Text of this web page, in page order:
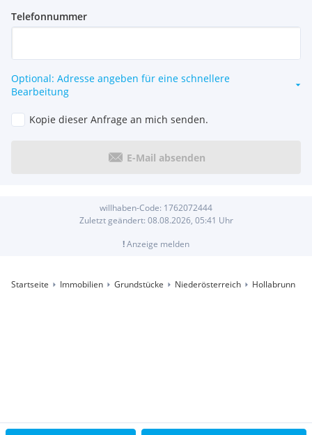
Telefonnummer
Optional: Adresse angeben für eine schnellere
Bearbeitung
Kopie dieser Anfrage an mich senden.
E-Mail absenden
willhaben-Code: 1762072444
Zuletzt geändert: 08.08.2026, 05:41 Uhr
!Anzeige melden
Startseite Immobilien Grundstücke Niederösterreich Hollabrunn